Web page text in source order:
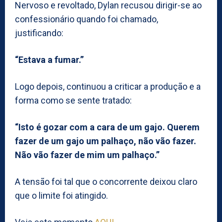
Nervoso e revoltado, Dylan recusou dirigir-se ao
confessionário quando foi chamado,
justificando:
“Estava a fumar.”
Logo depois, continuou a criticar a produção e a
forma como se sente tratado:
“Isto é gozar com a cara de um gajo. Querem
fazer de um gajo um palhaço, não vão fazer.
Não vão fazer de mim um palhaço.”
A tensão foi tal que o concorrente deixou claro
que o limite foi atingido.